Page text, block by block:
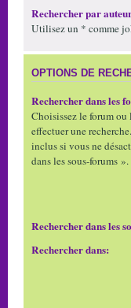
Rechercher par
Utilisez un * comme
OPTIONS DE
Rechercher dans les
Choisissez le forum ou
effectuer une
inclus si vous ne
dans les sous-forums ».
Rechercher dans les
Rechercher dans: